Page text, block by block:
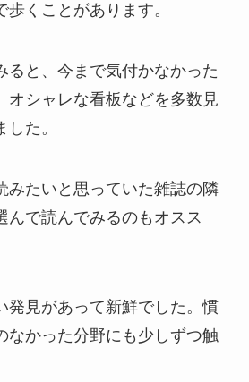
くことがあります。
ると、今まで気付かなかった
オシャレな看板などを多数見
た。
みたいと思っていた雑誌の隣
んで読んでみるのもオスス
発見があって新鮮でした。慣
なかった分野にも少しずつ触